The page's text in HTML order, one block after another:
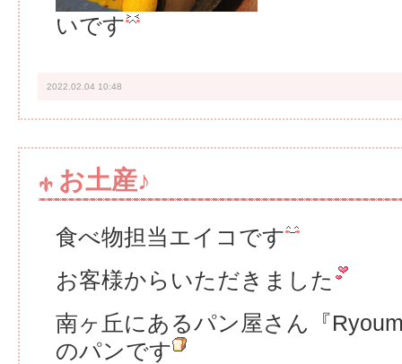
いです
2022.02.04 10:48
お土産♪
食べ物担当エイコです
お客様からいただきました
南ヶ丘にあるパン屋さん『
のパンです